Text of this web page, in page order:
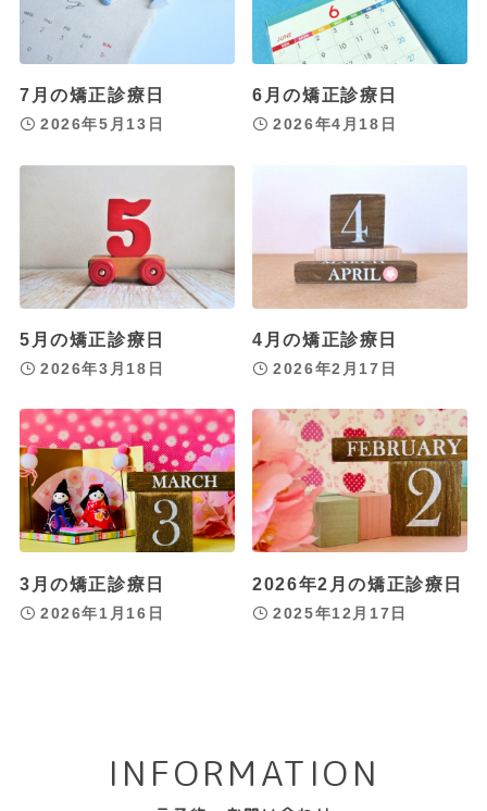
7月の矯正診療日
2026年5月13日
6月の矯正診療日
2026年4月18日
5月の矯正診療日
2026年3月18日
4月の矯正診療日
2026年2月17日
3月の矯正診療日
2026年1月16日
2026年2月の矯正診療日
2025年12月17日
INFORMATION